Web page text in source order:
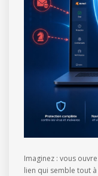
Imaginez : vous
lien qui semble tout